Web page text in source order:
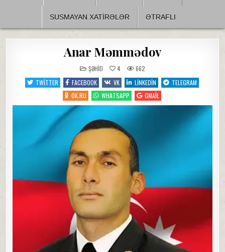
SUSMAYAN XATİRƏLƏR ƏTRAFLI
Anar Məmmədov
POSTED
IN
ŞƏHID 4
662
TWITTER
FACEBOOK VK LINKEDIN
TELEGRAM
OK.RU
WHATSAPP GMAIL